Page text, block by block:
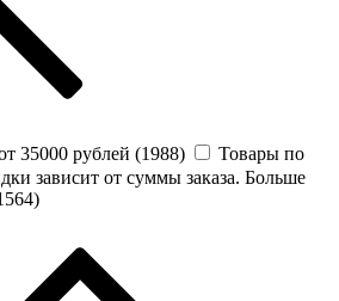
35000 рублей (1988)
Товары по
зависит от суммы заказа. Больше
)